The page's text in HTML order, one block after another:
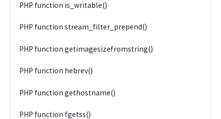
PHP function is_writable()
PHP function stream_filter_prepend()
PHP function getimagesizefromstring()
PHP function hebrev()
PHP function gethostname()
PHP function fgetss()